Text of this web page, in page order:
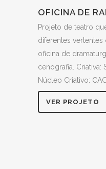
OFICINA DE
Projeto de teatro
diferentes vertentes
oficina de
cenografia. Criativa:
Núcleo Criativo:
VER PROJETO